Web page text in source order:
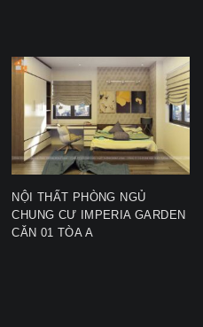
NỘI THẤT PHÒNG NGỦ
CHUNG CƯ IMPERIA GARDEN
CĂN 01 TÒA A